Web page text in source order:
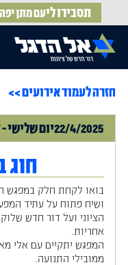
תסבירו ליעם מתן יפה
בית
עלינו
אירועים
חדשות אל הדגל
עדכונים מהשטח
הופעות בתקשורת
חמ"ל הגיוס
צרו קשר
EN
חזרה לעמוד אירועים >>
22/4/2025יוםשלישי-
חוג
בואו לקחת חלק במפגש
ושיח פתוח על עתיד
הציוני ועל דור חדש
אחריות.
המפגש יתקיים עם אלי
ממובילי התנועה.